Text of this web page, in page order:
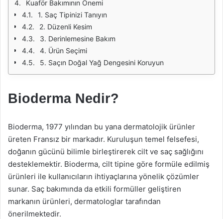
Kuaför Bakımının Önemi
1. Saç Tipinizi Tanıyın
2. Düzenli Kesim
3. Derinlemesine Bakım
4. Ürün Seçimi
5. Saçın Doğal Yağ Dengesini Koruyun
Bioderma Nedir?
Bioderma, 1977 yılından bu yana dermatolojik ürünler
üreten Fransız bir markadır. Kuruluşun temel felsefesi,
doğanın gücünü bilimle birleştirerek cilt ve saç sağlığını
desteklemektir. Bioderma, cilt tipine göre formüle edilmiş
ürünleri ile kullanıcıların ihtiyaçlarına yönelik çözümler
sunar. Saç bakımında da etkili formüller geliştiren
markanın ürünleri, dermatologlar tarafından
önerilmektedir.